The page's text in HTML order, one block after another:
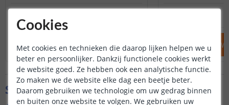
IN WINKELWAGEN IN
Specificaties
Cookies
Met cookies en technieken die daarop lijken helpen we u
beter en persoonlijker. Dankzij functionele cookies werkt
de website goed. Ze hebben ook een analytische functie.
Zo maken we de website elke dag een beetje beter.
Daarom gebruiken we technologie om uw gedrag binnen
en buiten onze website te volgen. We gebruiken uw